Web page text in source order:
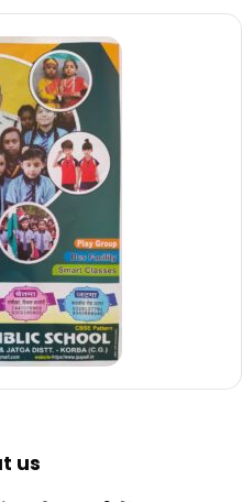
us